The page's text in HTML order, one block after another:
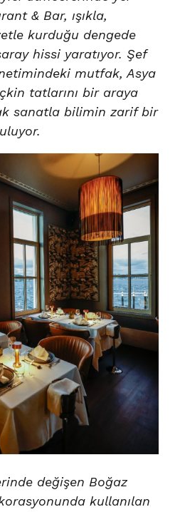
& Bar, ışıkla,
kurduğu dengede
hissi yaratıyor. Şef
mutfak, Asya
tatlarını bir araya
sanatla bilimin zarif bir
değişen Boğaz
kullanılan